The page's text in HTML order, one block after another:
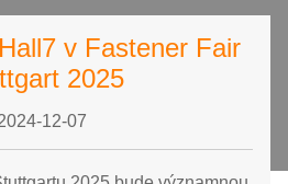
v Fastener Fair
2025
12-07